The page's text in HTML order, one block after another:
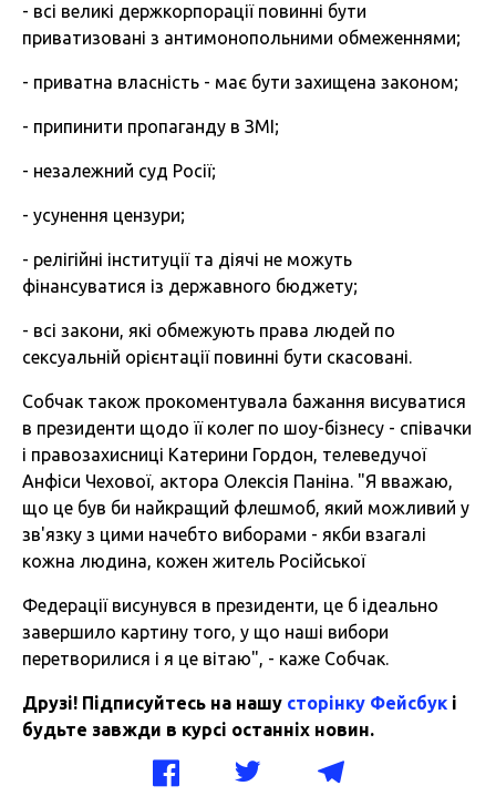
- всі великі держкорпорації повинні бути
приватизовані з антимонопольними обмеженнями;
- приватна власність - має бути захищена законом;
- припинити пропаганду в ЗМІ;
- незалежний суд Росії;
- усунення цензури;
- релігійні інституції та діячі не можуть
фінансуватися із державного бюджету;
- всі закони, які обмежують права людей по
сексуальній орієнтації повинні бути скасовані.
Собчак також прокоментувала бажання висуватися
в президенти щодо її колег по шоу-бізнесу - співачки
і правозахисниці Катерини Гордон, телеведучої
Анфіси Чехової, актора Олексія Паніна. "Я вважаю,
що це був би найкращий флешмоб, який можливий у
зв'язку з цими начебто виборами - якби взагалі
кожна людина, кожен житель Російської
Федерації висунувся в президенти, це б ідеально
завершило картину того, у що наші вибори
перетворилися і я це вітаю", - каже Собчак.
Друзі! Підписуйтесь на нашу сторінку Фейсбук і
будьте завжди в курсі останніх новин.